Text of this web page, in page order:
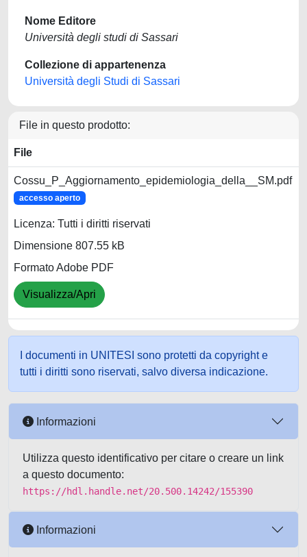
Nome Editore
Università degli studi di Sassari
Collezione di appartenenza
Università degli Studi di Sassari
File in questo prodotto:
File
Cossu_P_Aggiornamento_epidemiologia_della__SM.pdf
accesso aperto
Licenza: Tutti i diritti riservati
Dimensione 807.55 kB
Formato Adobe PDF
Visualizza/Apri
I documenti in UNITESI sono protetti da copyright e
tutti i diritti sono riservati, salvo diversa indicazione.
Informazioni
Utilizza questo identificativo per citare o creare un link
a questo documento:
https://hdl.handle.net/20.500.14242/155390
Informazioni